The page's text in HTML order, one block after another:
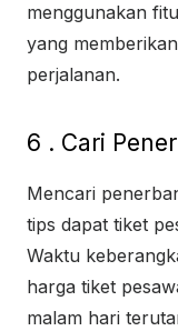
menggunakan
yang
perjalanan.
6 . Cari
Mencari
tips dapat tiket
Waktu
harga tiket
malam hari